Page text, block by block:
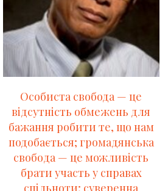
Особиста свобода — це
відсутність обмежень для
бажання робити те, що нам
подобається; громадянська
свобо­да — це можливість
брати участь у справах
спільноти; суверенна